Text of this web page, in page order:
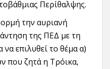
Περίθαλψης.
την αυριανή
της ΠΕΔ με τη
επιλυθεί το θέμα α)
που ζητά η Τρόικα,